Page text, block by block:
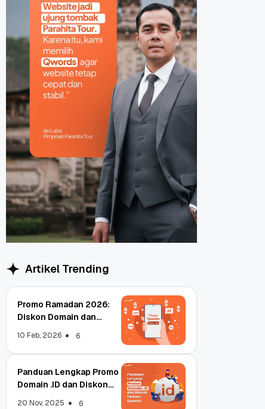
Artikel Trending
Promo Ramadan 2026:
Diskon Domain dan
10 Feb, 2026 6
Panduan Lengkap Promo
Domain .ID dan Diskon
20 Nov, 2025 6